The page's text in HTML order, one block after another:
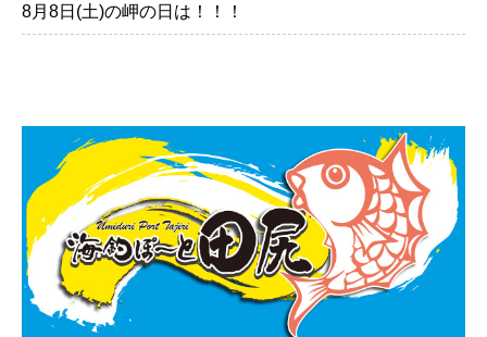
8月8日(土)の岬の日は！！！